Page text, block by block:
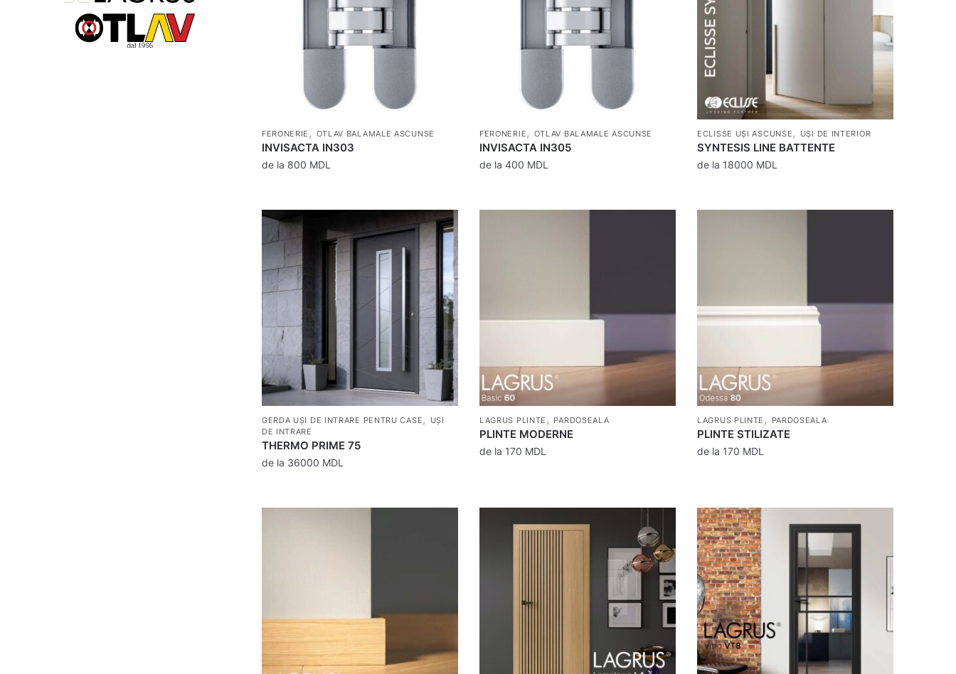
FERONERIE , OTLAV BALAMALE ASCUNSE
INVISACTA IN303
de la 800 MDL
FERONERIE, OTLAV BALAMALE ASCUNSE
INVISACTA IN305
de la 400 MDL
ECLISSE UȘI ASCUNSE, UȘI DE INTERIOR
SYNTESIS LINE BATTENTE
de la 18000 MDL
GERDA UȘI DE INTRARE PENTRU CASE,
UȘI
DE INTRARE
THERMO PRIME 75
de la 36000 MDL
LAGRUS PLINTE , PARDOSEALA
PLINTE MODERNE
de la 170 MDL
LAGRUS PLINTE , PARDOSEALA
PLINTE STILIZATE
de la 170 MDL